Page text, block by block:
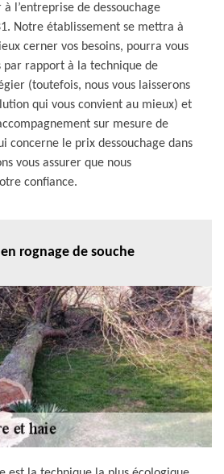
l’entreprise de dessouchage
Notre établissement se mettra à
cerner vos besoins, pourra vous
par rapport à la technique de
(toutefois, nous vous laisserons
qui vous convient au mieux) et
sur mesure de
concerne le prix dessouchage dans
vous assurer que nous
confiance.
rognage de souche